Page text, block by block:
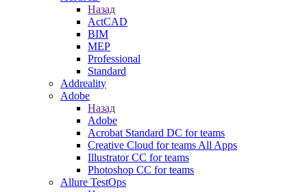
Назад
ActCAD
BIM
MEP
Professional
Standard
Addreality
Adobe
Назад
Adobe
Acrobat Standard DC for teams
Creative Cloud for teams All Apps
Illustrator CC for teams
Photoshop CC for teams
Allure TestOps